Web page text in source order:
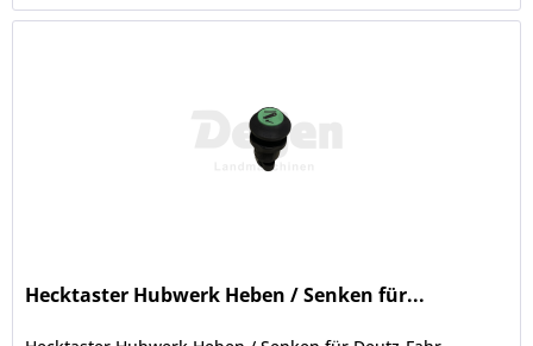
Hecktaster Hubwerk Heben / Senken für...